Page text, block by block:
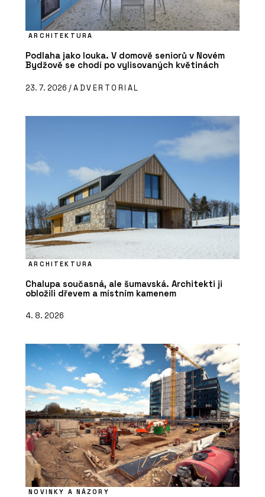
ARCHITEKTURA
Podlaha jako louka. V domově seniorů v Novém
Bydžově se chodí po vylisovaných květinách
23. 7. 2026 /ADVERTORIAL
ARCHITEKTURA
Chalupa současná, ale šumavská. Architekti ji
obložili dřevem a místním kamenem
4. 8. 2026
NOVINKY A NÁZORY